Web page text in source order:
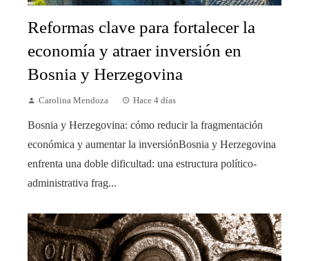
Reformas clave para fortalecer la
economía y atraer inversión en
Bosnia y Herzegovina
Carolina Mendoza Hace 4 días
Bosnia y Herzegovina: cómo reducir la fragmentación
económica y aumentar la inversiónBosnia y Herzegovina
enfrenta una doble dificultad: una estructura político-
administrativa frag...